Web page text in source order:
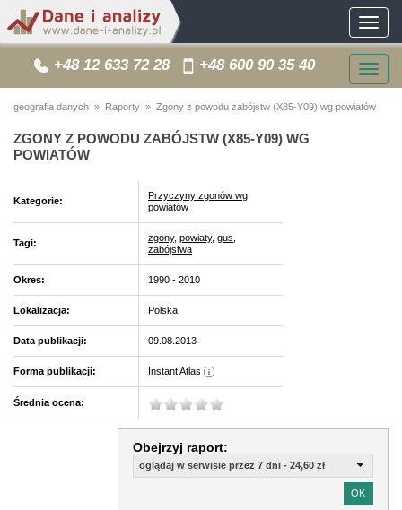
Toggle
+48 12 633 72 28 +48 600 90 35 40
geografia danych » Raporty » Zgony z powodu zabójstw (X85-Y09) wg powiatów
ZGONY Z POWODU ZABÓJSTW (X85-Y09) WG
POWIATÓW
Kategorie:
Przyczyny zgonów wg
powiatów
Tagi: zgony, powiaty, gus
zabójstwa
Okres: 1990 - 2010
Lokalizacja: Polska
Data publikacji: 09.08.2013
Forma publikacji: Instant Atlas
Średnia ocena:
Obejrzyj raport:
oglądaj w serwisie przez 7 dni - 24,60 zł